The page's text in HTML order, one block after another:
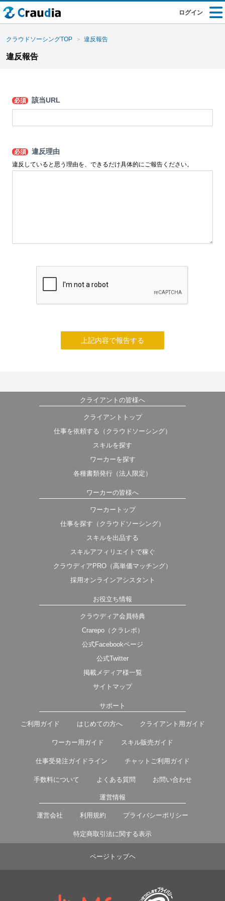
ログイン
クラウドソーシングTOP 違反報告
違反報告
必須 該当URL
必須 違反理由
違反していると思う理由を、できるだけ具体的にご報告ください。
上記内容で報告する
クライアントの皆様へ
クライアントトップ
仕事を依頼する（クラウドソーシング）
スキルを探す
ワーカーを探す
各種書類発行（法人限定）
ワーカーの皆様へ
ワーカートップ
仕事を探す（クラウドソーシング）
スキルを出品する
スキルアフィリエイトで稼ぐ
クラウディアPRO（高単価マッチング）
採用オンラインアシスタント
お役立ち情報
クラウディア会員特典
Crarepo（クラレポ）
公式Facebookページ
公式Twitter
掲載メディア様一覧
サイトマップ
サポート
ご利用ガイド はじめての方へ クライアント用ガイド
ワーカー用ガイド スキル販売ガイド
仕事受発注ガイドライン チャットご利用ガイド
手数料について よくある質問 お問い合わせ
運営情報
運営会社 利用規約 プライバシーポリシー
特定商取引法に関する表示
ページトップヘ